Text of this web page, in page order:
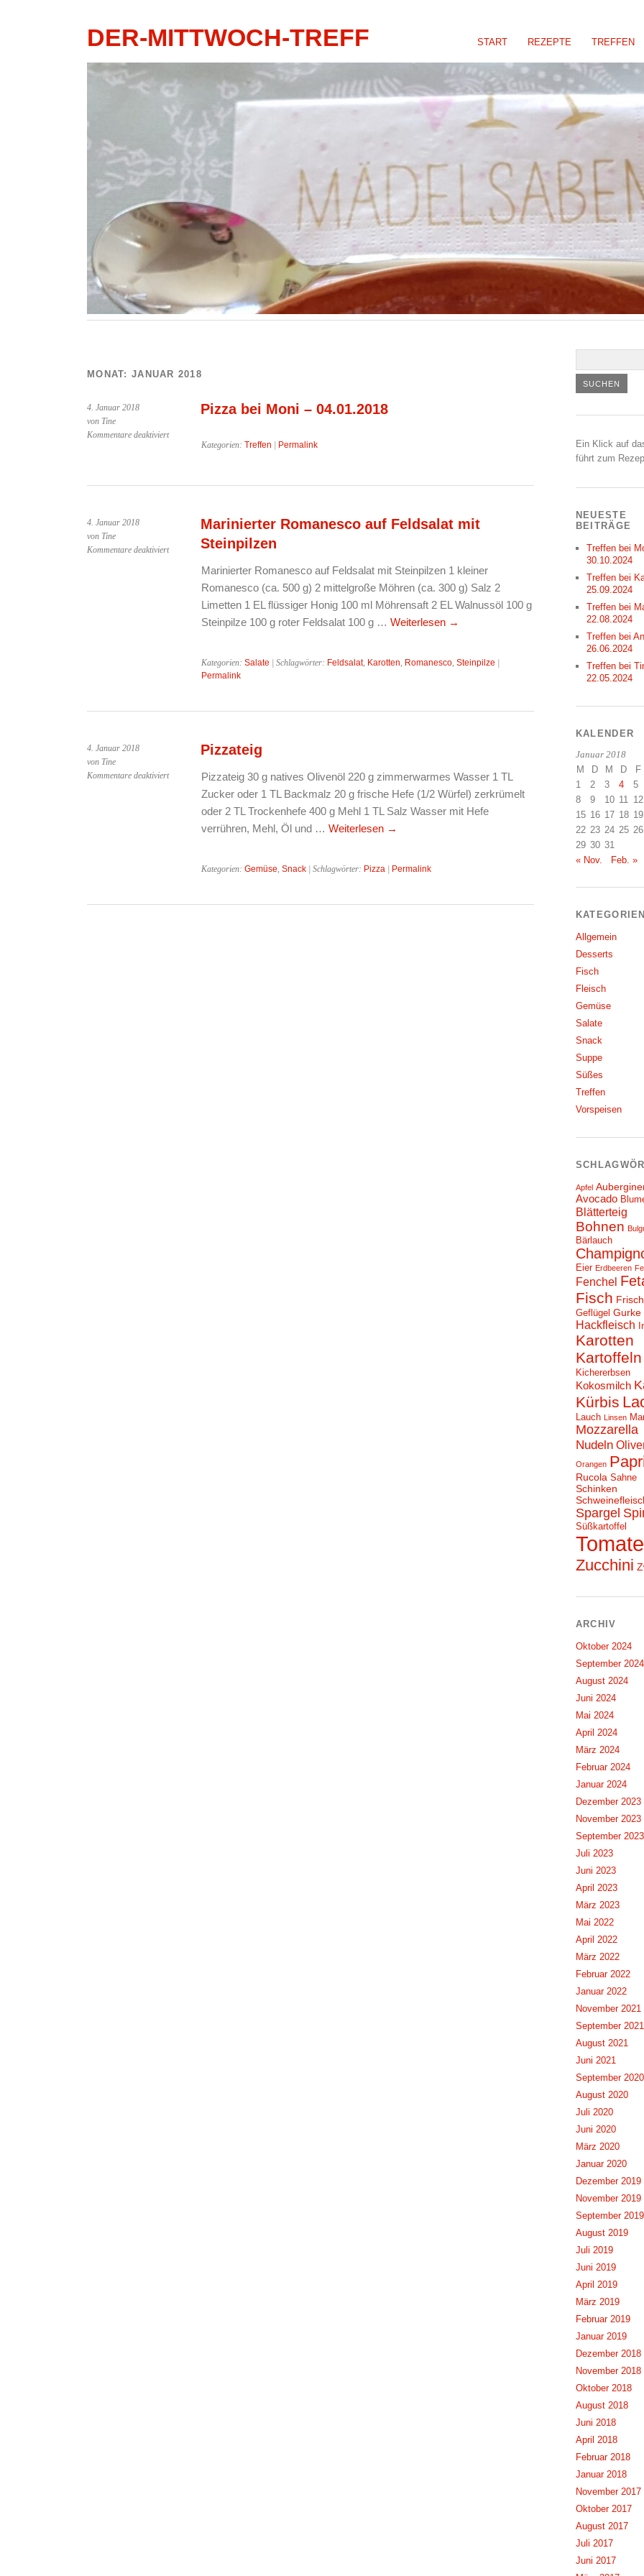
START REZEPTE TREFFEN
DER-MITTWOCH-TREFF
MONAT: JANUAR 2018
4. Januar 2018
von Tine
Kommentare deaktiviertfür
–
Pizza bei Moni – 04.01.2018
Kategorien: Treffen Permalink
4. Januar 2018
von Tine
Kommentare deaktiviertfür
Romanesco
Marinierter Romanesco auf Feldsalat mit
Steinpilzen
Marinierter Romanesco auf Feldsalat mit Steinpilzen 1 kleiner
Romanesco (ca. 500 g) 2 mittelgroße Möhren (ca. 300 g) Salz 2
Limetten 1 EL flüssiger Honig 100 ml Möhrensaft 2 EL Walnussöl 100 g
Steinpilze 100 g roter Feldsalat 100 g … Weiterlesen →
Kategorien: Salate | Schlagwörter: Feldsalat, Karotten, Romanesco, Steinpilze
Permalink
4. Januar 2018
von Tine
Kommentare deaktiviertfür
Pizzateig
Pizzateig 30 g natives Olivenöl 220 g zimmerwarmes Wasser 1 TL
Zucker oder 1 TL Backmalz 20 g frische Hefe (1/2 Würfel) zerkrümelt
oder 2 TL Trockenhefe 400 g Mehl 1 TL Salz Wasser mit Hefe
verrühren, Mehl, Öl und … Weiterlesen →
Kategorien: Gemüse, Snack| Schlagwörter: Pizza| Permalink
Ein Klick auf
führt zum
NEUESTE
BEITRÄGE
Treffen bei
30.10.2024
Treffen bei
25.09.2024
Treffen bei
22.08.2024
Treffen bei
26.06.2024
Treffen bei
22.05.2024
KALENDER
Januar 2018
M D M D F
1
2 3 4 5
8
9 10 11 12
15 16 17 18 19
22 23 24 25 26
29 30 31
« Nov.
Feb. »
KATEGORIEN
Allgemein
Desserts
Fisch
Fleisch
Gemüse
Salate
Snack
Suppe
Süßes
Treffen
Vorspeisen
Apfel
Avocado
Blätterteig
Bohnen
Bärlauch
Eier Erdbeeren
Fenchel
Fisch
Geflügel Gurke
Hackfleisch
Karotten
Kartoffeln
Kichererbsen
Kokosmilch
Kürbis
Lauch Linsen
Mozzarella
Nudeln
Orangen
Rucola Sahne
Schinken
Spargel
Süßkartoffel
Zucchini
ARCHIV
Oktober 2024
September 2024
August 2024
Juni 2024
Mai 2024
April 2024
März 2024
Februar 2024
Januar 2024
Dezember 2023
November 2023
September 2023
Juli 2023
Juni 2023
April 2023
März 2023
Mai 2022
April 2022
März 2022
Februar 2022
Januar 2022
November 2021
September 2021
August 2021
Juni 2021
September 2020
August 2020
Juli 2020
Juni 2020
März 2020
Januar 2020
Dezember 2019
November 2019
September 2019
August 2019
Juli 2019
Juni 2019
April 2019
März 2019
Februar 2019
Januar 2019
Dezember 2018
November 2018
Oktober 2018
August 2018
Juni 2018
April 2018
Februar 2018
Januar 2018
November 2017
Oktober 2017
August 2017
Juli 2017
Juni 2017